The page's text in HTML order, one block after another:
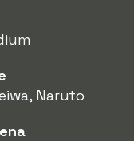
Naruto